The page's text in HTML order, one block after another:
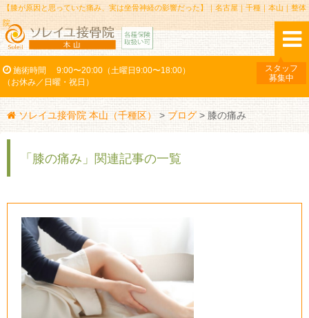
【膝が原因と思っていた痛み、実は坐骨神経の影響だった】｜名古屋｜千種｜本山｜整体
院
施術時間
9:00〜20:00（土曜日9:00〜18:00）
（お休み／日曜・祝日）
スタッフ
募集中
ソレイユ接骨院 本山（千種区） > ブログ> 膝の痛み
「膝の痛み」関連記事の一覧